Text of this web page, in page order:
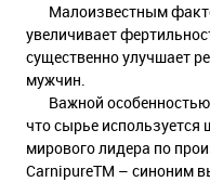
Малоизвестным
увеличивает
существенно улучшает
мужчин.
Важной особенностью
что сырье
мирового лидера по
CarnipureTM – синоним